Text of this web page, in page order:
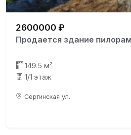
2600000 ₽
Продается здание
149.5 м²
1/1 этаж
Сергинская ул.